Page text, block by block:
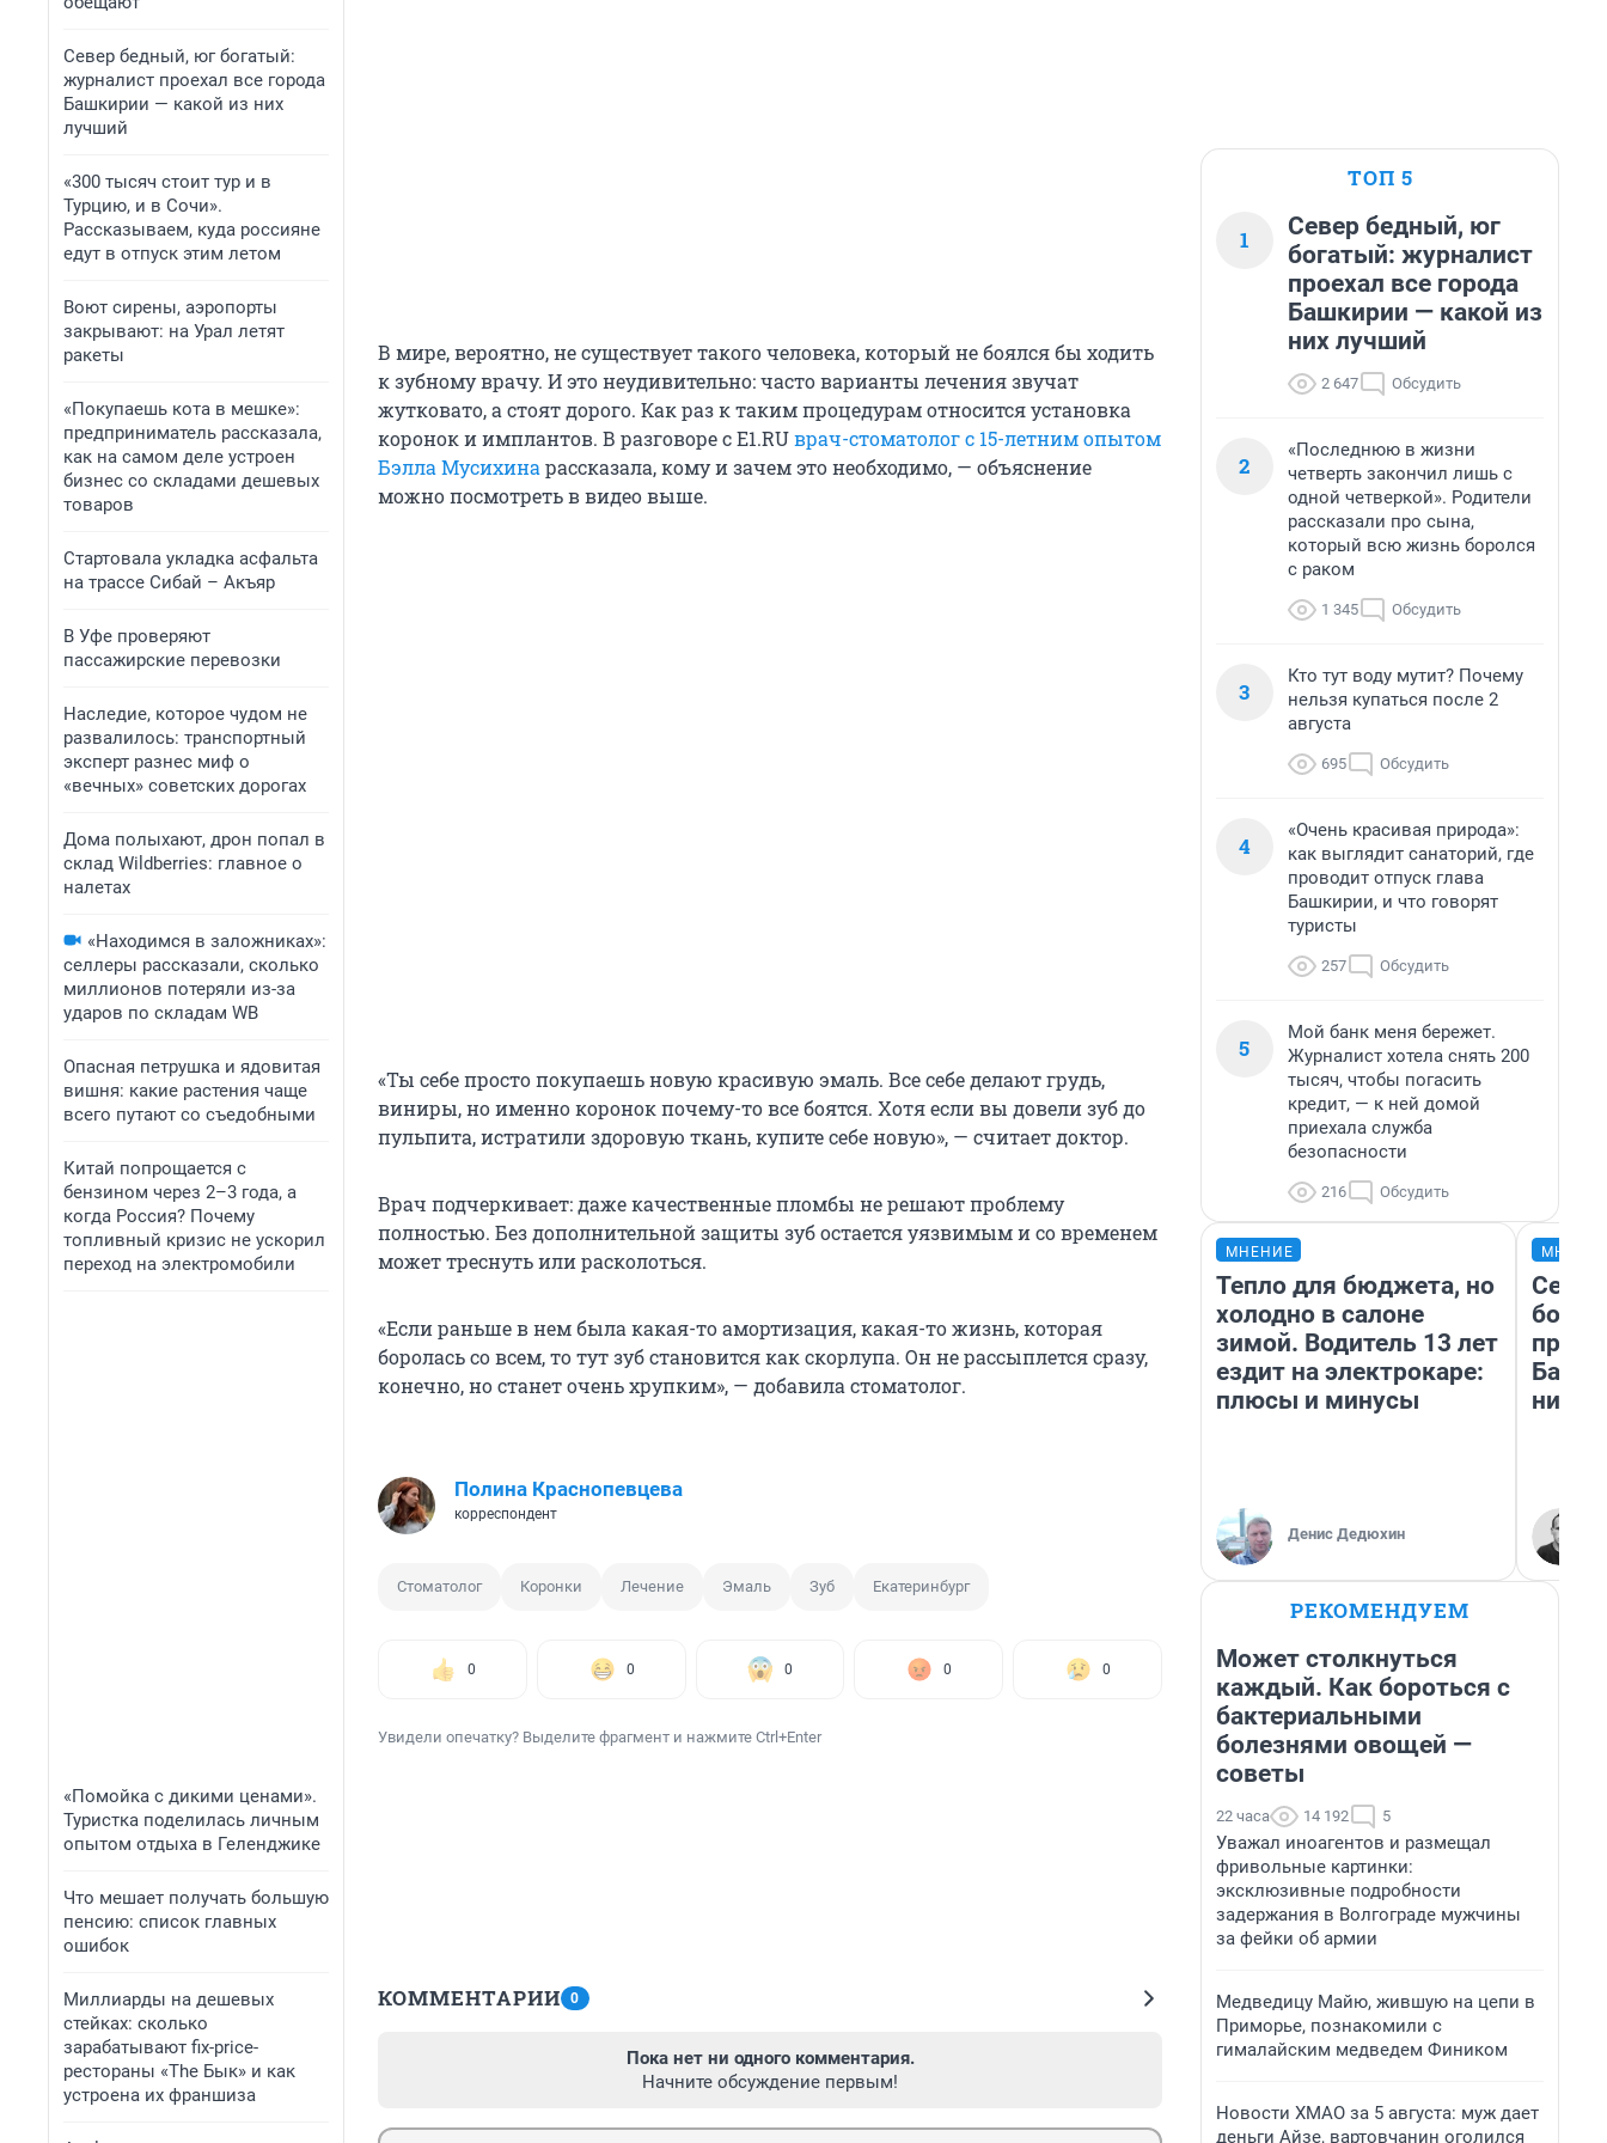
Север бедный, юг богатый:
журналист проехал все города
Башкирии — какой из них
лучший
«300 тысяч стоит тур и в
Турцию, и в Сочи».
Рассказываем, куда россияне
едут в отпуск этим летом
Воют сирены, аэропорты
закрывают: на Урал летят
ракеты
«Покупаешь кота в мешке»:
предприниматель рассказала,
как на самом деле устроен
бизнес со складами дешевых
товаров
Стартовала укладка асфальта
на трассе Сибай – Акъяр
В Уфе проверяют
пассажирские перевозки
Наследие, которое чудом не
развалилось: транспортный
эксперт разнес миф о
«вечных» советских дорогах
Дома полыхают, дрон попал в
склад Wildberries: главное о
налетах
«Находимся в заложниках»:
селлеры рассказали, сколько
миллионов потеряли из-за
ударов по складам WB
Опасная петрушка и ядовитая
вишня: какие растения чаще
всего путают со съедобными
Китай попрощается с
бензином через 2–3 года, а
когда Россия? Почему
топливный кризис не ускорил
переход на электромобили
«Помойка с дикими ценами».
Туристка поделилась личным
опытом отдыха в Геленджике
Что мешает получать большую
пенсию: список главных
ошибок
Миллиарды на дешевых
стейках: сколько
зарабатывают fix-price-
рестораны «The Бык» и как
устроена их франшиза
В мире, вероятно, не существует такого человека, который не боялся бы ходить
к зубному врачу. И это неудивительно: часто варианты лечения звучат
жутковато, а стоят дорого. Как раз к таким процедурам относится установка
коронок и имплантов. В разговоре с E1.RUврач-стоматолог с 15-летним опытом
Бэлла Мусихина рассказала, кому и зачем это необходимо, — объяснение
можно посмотреть в видео выше.
«Ты себе просто покупаешь новую красивую эмаль. Все себе делают грудь,
виниры, но именно коронок почему-то все боятся. Хотя если вы довели зуб до
пульпита, истратили здоровую ткань, купите себе новую», — считает доктор.
Врач подчеркивает: даже качественные пломбы не решают проблему
полностью. Без дополнительной защиты зуб остается уязвимым и со временем
может треснуть или расколоться.
«Если раньше в нем была какая-то амортизация, какая-то жизнь, которая
боролась со всем, то тут зуб становится как скорлупа. Он не рассыплется сразу,
конечно, но станет очень хрупким», — добавила стоматолог.
Полина Краснопевцева
корреспондент
Стоматолог Коронки Лечение Эмаль Зуб Екатеринбург
0 0 0 0 0
Увидели опечатку? Выделите фрагмент и нажмите Ctrl+Enter
КОММЕНТАРИИ 0
Пока нет ни одного комментария.
Начните обсуждение первым!
ТОП 5
1
Север бедный, юг
богатый: журналист
проехал все города
Башкирии — какой из
них лучший
2 647 Обсудить
2
«Последнюю в жизни
четверть закончил лишь с
одной четверкой». Родители
рассказали про сына,
который всю жизнь боролся
с раком
1 345 Обсудить
3
Кто тут воду мутит? Почему
нельзя купаться после 2
августа
695 Обсудить
4
«Очень красивая природа»:
как выглядит санаторий, где
проводит отпуск глава
Башкирии, и что говорят
туристы
257 Обсудить
5
Мой банк меня бережет.
Журналист хотела снять 200
тысяч, чтобы погасить
кредит, — к ней домой
приехала служба
безопасности
216 Обсудить
МНЕНИЕ
Тепло для бюджета, но
холодно в салоне
зимой. Водитель 13 лет
ездит на электрокаре:
плюсы и минусы
Денис Дедюхин
них
РЕКОМЕНДУЕМ
Может столкнуться
каждый. Как бороться с
бактериальными
болезнями овощей —
советы
22 часа 14 192 5
Уважал иноагентов и размещал
фривольные картинки:
эксклюзивные подробности
задержания в Волгограде мужчины
за фейки об армии
Медведицу Майю, жившую на цепи в
Приморье, познакомили с
гималайским медведем Фиником
Новости ХМАО за 5 августа: муж дает
деньги Айзе, вартовчанин оголился